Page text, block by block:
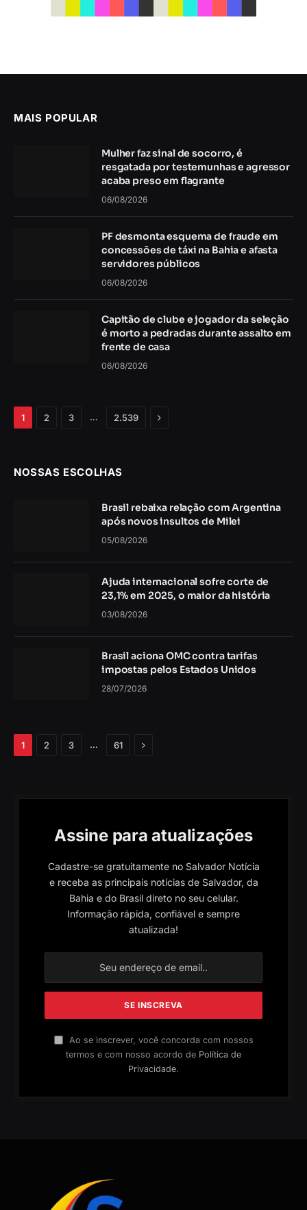
MAIS POPULAR
Mulher faz sinal de socorro, é
resgatada por testemunhas e agressor
acaba preso em flagrante
06/08/2026
PF desmonta esquema de fraude em
concessões de táxi na Bahia e afasta
servidores públicos
06/08/2026
Capitão de clube e jogador da seleção
é morto a pedradas durante assalto em
frente de casa
06/08/2026
1 2 3 … 2.539 Próximo
NOSSAS ESCOLHAS
Brasil rebaixa relação com Argentina
após novos insultos de Milei
05/08/2026
Ajuda internacional sofre corte de
23,1% em 2025, o maior da história
03/08/2026
Brasil aciona OMC contra tarifas
impostas pelos Estados Unidos
28/07/2026
1 2 3 … 61 Próximo
Assine para atualizações
Cadastre-se gratuitamente no Salvador Notícia
e receba as principais notícias de Salvador, da
Bahia e do Brasil direto no seu celular.
Informação rápida, confiável e sempre
atualizada!
Ao se inscrever, você concorda com nossos
termos e com nosso acordo de Política de
Privacidade.